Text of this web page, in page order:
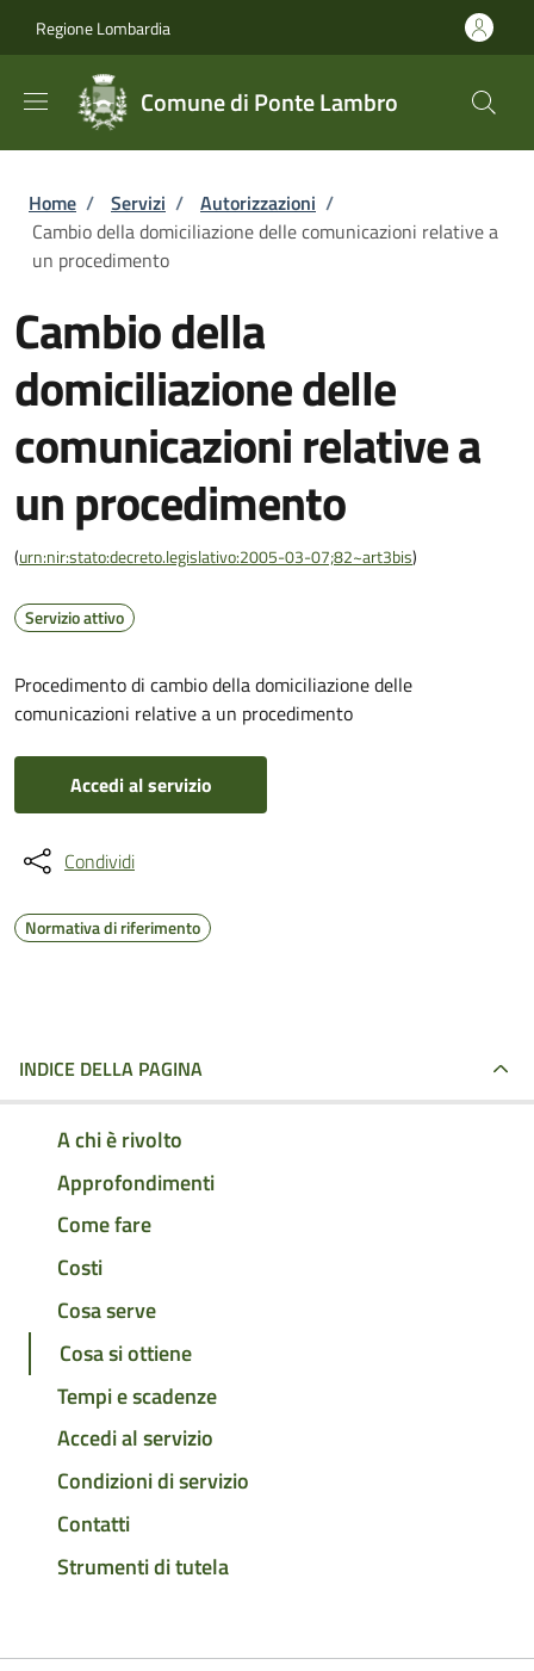
Regione Lombardia
Comune di Ponte Lambro
Briciole di pane
Home / Servizi / Autorizzazioni /
Cambio della domiciliazione delle comunicazioni relative a
un procedimento
Cambio della
domiciliazione delle
comunicazioni relative a
un procedimento
(urn:nir:stato:decreto.legislativo:2005-03-07;82~art3bis)
Servizio attivo
Procedimento di cambio della domiciliazione delle
comunicazioni relative a un procedimento
Accedi al servizio
Condividi
Normativa di riferimento
INDICE DELLA PAGINA
A chi è rivolto
Approfondimenti
Come fare
Costi
Cosa serve
Cosa si ottiene
Tempi e scadenze
Accedi al servizio
Condizioni di servizio
Contatti
Strumenti di tutela